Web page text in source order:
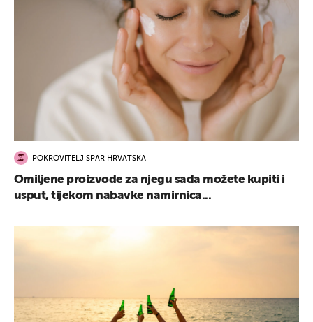
POKROVITELJ SPAR HRVATSKA
Omiljene proizvode za njegu sada možete kupiti i
usput, tijekom nabavke namirnica...